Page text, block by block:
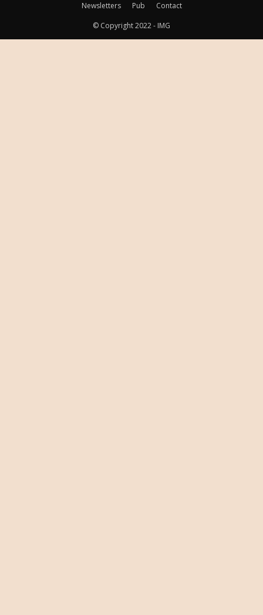
Newsletters Pub
Contact
© Copyright 2022 - IMG